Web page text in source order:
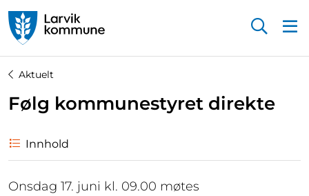
Aktuelt
Følg kommunestyret direkte
Innhold
Onsdag 17. juni kl. 09.00 møtes